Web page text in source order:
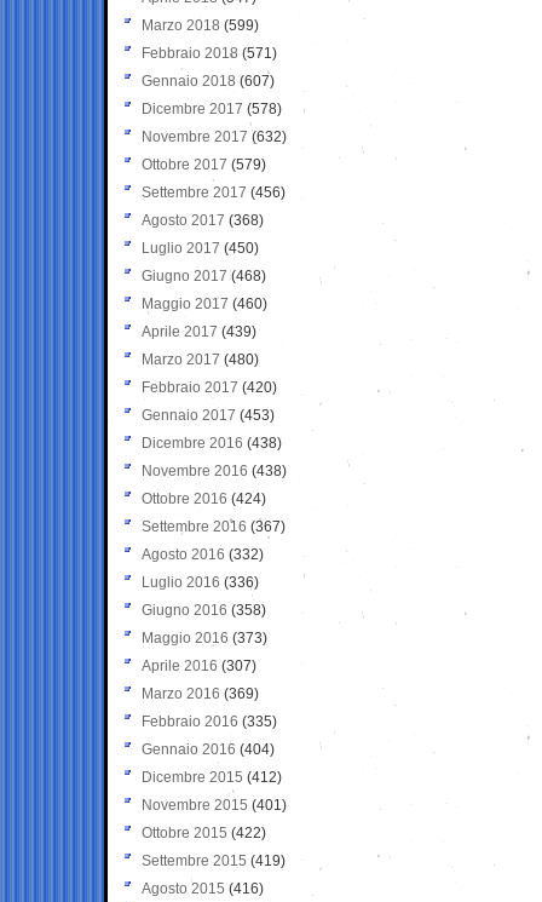
Marzo 2018 (599)
Febbraio 2018 (571)
Gennaio 2018 (607)
Dicembre 2017 (578)
Novembre 2017 (632)
Ottobre 2017 (579)
Settembre 2017 (456)
Agosto 2017 (368)
Luglio 2017 (450)
Giugno 2017 (468)
Maggio 2017 (460)
Aprile 2017 (439)
Marzo 2017 (480)
Febbraio 2017 (420)
Gennaio 2017 (453)
Dicembre 2016 (438)
Novembre 2016 (438)
Ottobre 2016 (424)
Settembre 2016 (367)
Agosto 2016 (332)
Luglio 2016 (336)
Giugno 2016 (358)
Maggio 2016 (373)
Aprile 2016 (307)
Marzo 2016 (369)
Febbraio 2016 (335)
Gennaio 2016 (404)
Dicembre 2015 (412)
Novembre 2015 (401)
Ottobre 2015 (422)
Settembre 2015 (419)
Agosto 2015 (416)